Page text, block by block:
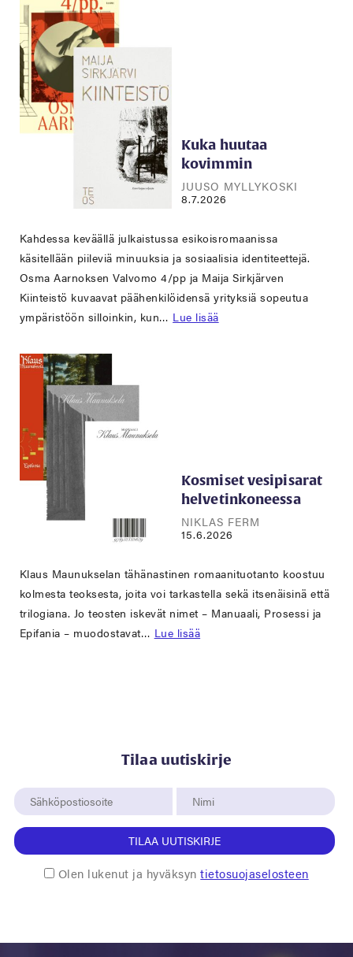
Kuka huutaa
kovimmin
JUUSO MYLLYKOSKI
8.7.2026
Kahdessa keväällä julkaistussa esikoisromaanissa
käsitellään piileviä minuuksia ja sosiaalisia identiteettejä.
Osma Aarnoksen Valvomo 4/pp ja Maija Sirkjärven
Kiinteistö kuvaavat päähenkilöidensä yrityksiä sopeutua
ympäristöön silloinkin, kun… Lue lisää
Kosmiset vesipisarat
helvetinkoneessa
NIKLAS FERM
15.6.2026
Klaus Maunukselan tähänastinen romaanituotanto koostuu
kolmesta teoksesta, joita voi tarkastella sekä itsenäisinä että
trilogiana. Jo teosten iskevät nimet – Manuaali, Prosessi ja
Epifania – muodostavat… Lue lisää
Tilaa uutiskirje
TILAA UUTISKIRJE
Olen lukenut ja hyväksyntietosuojaselosteen